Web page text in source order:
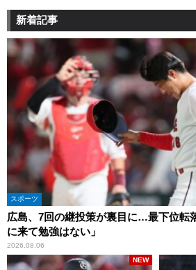
新着記事
スポーツ
広島、7回の継投策が裏目に…最下位
に来て勉強はない」
2026.08.06
NEW